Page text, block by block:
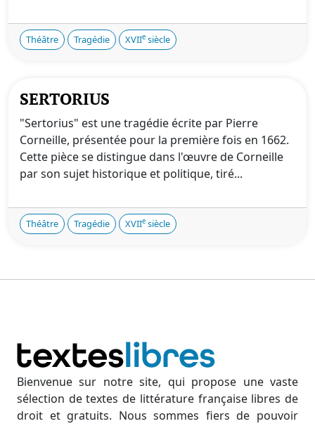
Théâtre Tragédie XVIIe siècle
SERTORIUS
"Sertorius" est une tragédie écrite par Pierre
Corneille, présentée pour la première fois en 1662.
Cette pièce se distingue dans l'œuvre de Corneille
par son sujet historique et politique, tiré...
Théâtre Tragédie XVIIe siècle
Bienvenue sur notre site, qui propose une vaste
sélection de textes de littérature française libres de
droit et gratuits. Nous sommes fiers de pouvoir